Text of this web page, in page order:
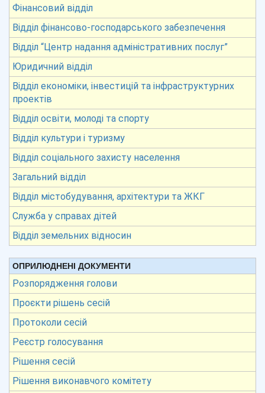
Фінансовий відділ
Відділ фінансово-господарського забезпечення
Відділ “Центр надання адміністративних послуг”
Юридичний відділ
Відділ економіки, інвестицій та інфраструктурних
проектів
Відділ освіти, молоді та спорту
Відділ культури і туризму
Відділ соціального захисту населення
Загальний відділ
Відділ містобудування, архітектури та ЖКГ
Служба у справах дітей
Відділ земельних відносин
ОПРИЛЮДНЕНІ ДОКУМЕНТИ
Розпорядження голови
Проєкти рішень сесій
Протоколи сесій
Реєстр голосування
Рішення сесій
Рішення виконавчого комітету